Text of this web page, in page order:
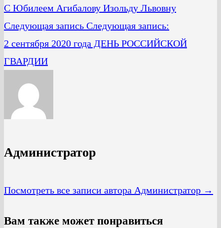
C Юбилеем Агибалову Изольду Львовну
Следующая запись Следующая запись:
2 сентября 2020 года ДЕНЬ РОССИЙСКОЙ
ГВАРДИИ
Администратор
Посмотреть все записи автора Администратор →
Вам также может понравиться